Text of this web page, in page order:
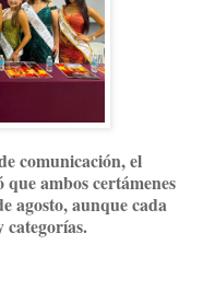
comunicación, el
ambos certámenes
agosto, aunque cada
categorías.